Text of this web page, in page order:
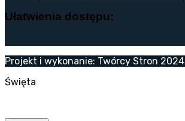
Ułatwienia dostępu:
Projekt i wykonanie: Twórcy Stron 2024
Święta